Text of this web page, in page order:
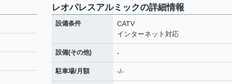
レオパレスアルミックの詳細情報
設備条件
CATV
インターネット対応
設備(その他) -
駐車場/月額 -/-